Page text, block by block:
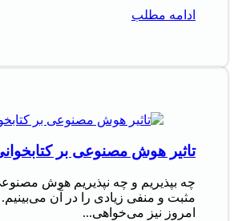
ادامه مطلب
تاثیر هوش مصنوعی بر
چه بپذیریم و چه نپذیریم هوش
مثبت و منفی زیادی را در آن
امروز نیز می‌خواهی...